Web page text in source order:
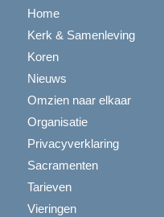
Home
Kerk & Samenleving
Koren
Nieuws
Omzien naar elkaar
Organisatie
Privacyverklaring
Sacramenten
Tarieven
Vieringen